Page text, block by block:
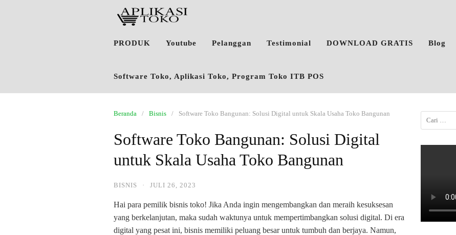
PRODUK Youtube Pelanggan Testimonial DOWNLOAD GRATIS Blog
Software Toko, Aplikasi Toko, Program Toko ITB POS
Beranda Bisnis Software Toko Bangunan: Solusi Digital untuk Skala Usaha Toko Bangunan
Software Toko Bangunan: Solusi Digital
untuk Skala Usaha Toko Bangunan
BISNIS · JULI 26, 2023
Hai para pemilik bisnis toko! Jika Anda ingin mengembangkan dan meraih kesuksesan
yang berkelanjutan, maka sudah waktunya untuk mempertimbangkan solusi digital. Di era
digital yang pesat ini, bisnis memiliki peluang besar untuk tumbuh dan berjaya. Namun,